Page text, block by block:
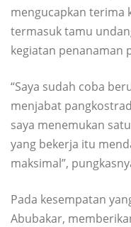
mengucapkan terima
termasuk tamu
kegiatan penanaman
“Saya sudah coba
menjabat
saya menemukan
yang bekerja itu
maksimal”,
Pada kesempatan
Abubakar,